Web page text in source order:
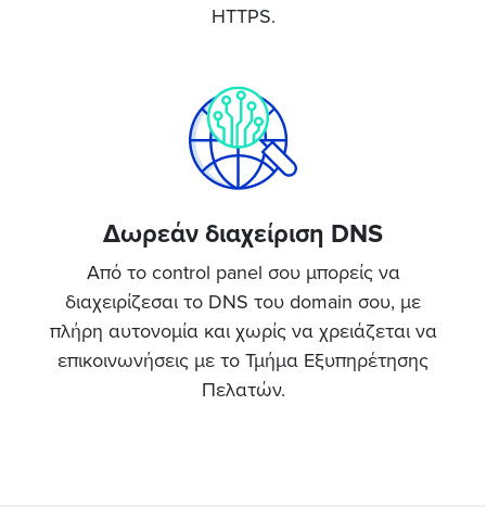
HTTPS.
Δωρεάν διαχείριση DNS
Από το cοntrol panel σου μπορείς να
διαχειρίζεσαι το DNS του domain σου, με
πλήρη αυτονομία και χωρίς να χρειάζεται να
επικοινωνήσεις με το Τμήμα Εξυπηρέτησης
Πελατών.